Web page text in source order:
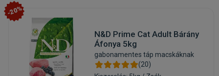
-20%
N&D Prime Cat Adult Bárány
Áfonya 5kg
gabonamentes táp macskáknak
(20)